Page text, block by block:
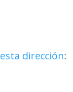
esta dirección: